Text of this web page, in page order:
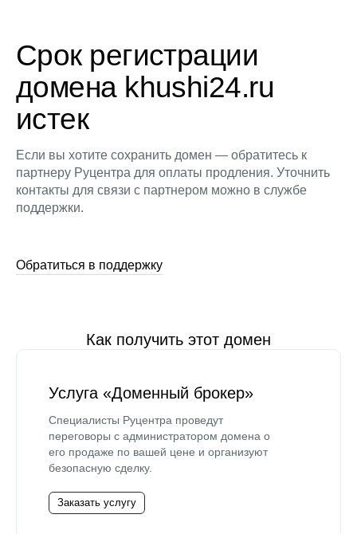
Срок регистрации
домена khushi24.ru
истек
Если вы хотите сохранить домен — обратитесь к
партнеру Руцентра для оплаты продления. Уточнить
контакты для связи с партнером можно в службе
поддержки.
Обратиться в поддержку
Как получить этот домен
Услуга «Доменный брокер»
Специалисты Руцентра проведут
переговоры с администратором домена о
его продаже по вашей цене и организуют
безопасную сделку.
Заказать услугу